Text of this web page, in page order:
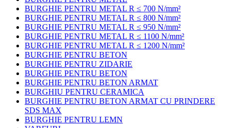
BURGHIE PENTRU METAL R ≤ 700 N/mm²
BURGHIE PENTRU METAL R ≤ 800 N/mm²
BURGHIE PENTRU METAL R ≤ 950 N/mm²
BURGHIE PENTRU METAL R ≤ 1100 N/mm²
BURGHIE PENTRU METAL R ≤ 1200 N/mm²
BURGHIE PENTRU BETON
BURGHIE PENTRU ZIDARIE
BURGHIE PENTRU BETON
BURGHIE PENTRU BETON ARMAT
BURGHIU PENTRU CERAMICA
BURGHIE PENTRU BETON ARMAT CU PRINDERE
SDS MAX
BURGHIE PENTRU LEMN